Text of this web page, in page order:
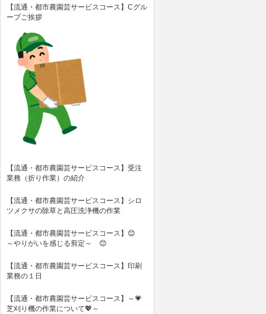
【流通・都市農園芸サービスコース】Cグル
ープご挨拶
【流通・都市農園芸サービスコース】受注
業務（折り作業）の紹介
【流通・都市農園芸サービスコース】シロ
ツメクサの除草と高圧洗浄機の作業
【流通・都市農園芸サービスコース】😊
～やりがいを感じる剪定～ 😊
【流通・都市農園芸サービスコース】印刷
業務の１日
【流通・都市農園芸サービスコース】～💗
芝刈り機の作業について💖～